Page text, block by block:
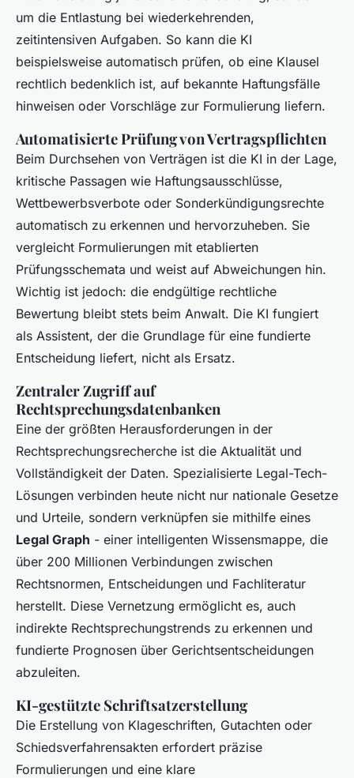
um die Entlastung bei wiederkehrenden,
zeitintensiven Aufgaben. So kann die KI
beispielsweise automatisch prüfen, ob eine Klausel
rechtlich bedenklich ist, auf bekannte Haftungsfälle
hinweisen oder Vorschläge zur Formulierung liefern.
Automatisierte Prüfung von Vertragspflichten
Beim Durchsehen von Verträgen ist die KI in der Lage,
kritische Passagen wie Haftungsausschlüsse,
Wettbewerbsverbote oder Sonderkündigungsrechte
automatisch zu erkennen und hervorzuheben. Sie
vergleicht Formulierungen mit etablierten
Prüfungsschemata und weist auf Abweichungen hin.
Wichtig ist jedoch: die endgültige rechtliche
Bewertung bleibt stets beim Anwalt. Die KI fungiert
als Assistent, der die Grundlage für eine fundierte
Entscheidung liefert, nicht als Ersatz.
Zentraler Zugriff auf
Rechtsprechungsdatenbanken
Eine der größten Herausforderungen in der
Rechtsprechungsrecherche ist die Aktualität und
Vollständigkeit der Daten. Spezialisierte Legal-Tech-
Lösungen verbinden heute nicht nur nationale Gesetze
und Urteile, sondern verknüpfen sie mithilfe eines
Legal Graph - einer intelligenten Wissensmappe, die
über 200 Millionen Verbindungen zwischen
Rechtsnormen, Entscheidungen und Fachliteratur
herstellt. Diese Vernetzung ermöglicht es, auch
indirekte Rechtsprechungstrends zu erkennen und
fundierte Prognosen über Gerichtsentscheidungen
abzuleiten.
KI-gestützte Schriftsatzerstellung
Die Erstellung von Klageschriften, Gutachten oder
Schiedsverfahrensakten erfordert präzise
Formulierungen und eine klare